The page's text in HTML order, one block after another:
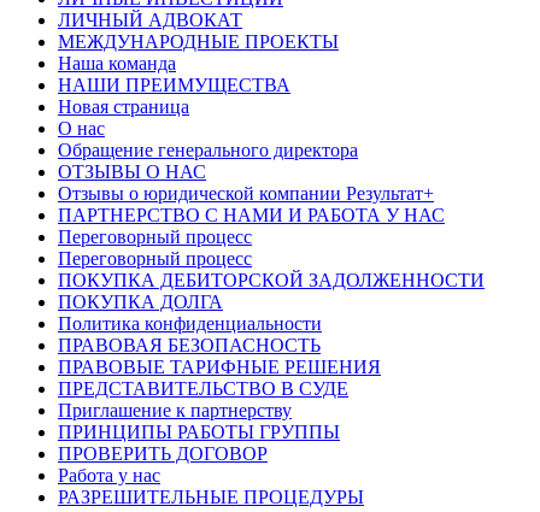
ЛИЧНЫЙ АДВОКАТ
МЕЖДУНАРОДНЫЕ ПРОЕКТЫ
Наша команда
НАШИ ПРЕИМУЩЕСТВА
Новая страница
О нас
Обращение генерального директора
ОТЗЫВЫ О НАС
Отзывы о юридической компании Результат+
ПАРТНЕРСТВО С НАМИ И РАБОТА У НАС
Переговорный процесс
Переговорный процесс
ПОКУПКА ДЕБИТОРСКОЙ ЗАДОЛЖЕННОСТИ
ПОКУПКА ДОЛГА
Политика конфиденциальности
ПРАВОВАЯ БЕЗОПАСНОСТЬ
ПРАВОВЫЕ ТАРИФНЫЕ РЕШЕНИЯ
ПРЕДСТАВИТЕЛЬСТВО В СУДЕ
Приглашение к партнерству
ПРИНЦИПЫ РАБОТЫ ГРУППЫ
ПРОВЕРИТЬ ДОГОВОР
Работа у нас
РАЗРЕШИТЕЛЬНЫЕ ПРОЦЕДУРЫ